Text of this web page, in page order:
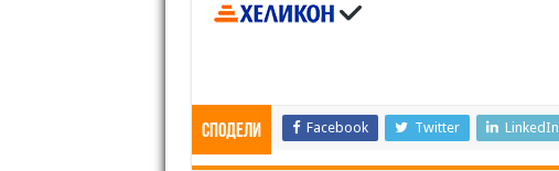
Сподели Facebook Twitter LinkedIn